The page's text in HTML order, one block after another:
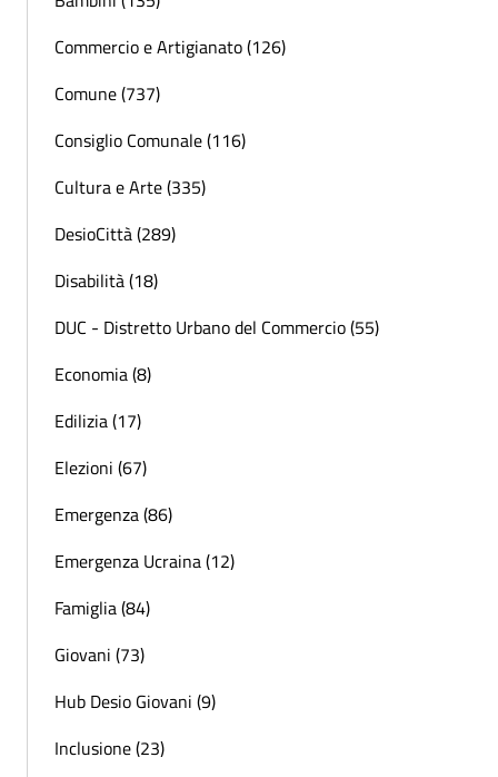
Commercio e Artigianato (126)
Comune (737)
Consiglio Comunale (116)
Cultura e Arte (335)
DesioCittà (289)
Disabilità (18)
DUC - Distretto Urbano del Commercio (55)
Economia (8)
Edilizia (17)
Elezioni (67)
Emergenza (86)
Emergenza Ucraina (12)
Famiglia (84)
Giovani (73)
Hub Desio Giovani (9)
Inclusione (23)